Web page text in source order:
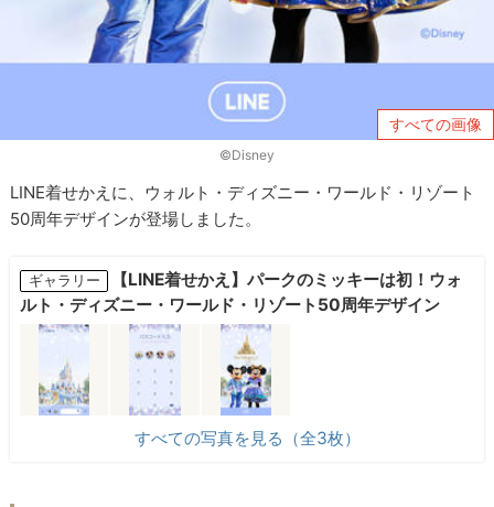
すべての画像
©︎Disney
LINE着せかえに、ウォルト・ディズニー・ワールド・リゾート
50周年デザインが登場しました。
ギャラリー
【LINE着せかえ】パークのミッキーは初！ウォ
ルト・ディズニー・ワールド・リゾート50周年デザイン
すべての写真を見る（全3枚）